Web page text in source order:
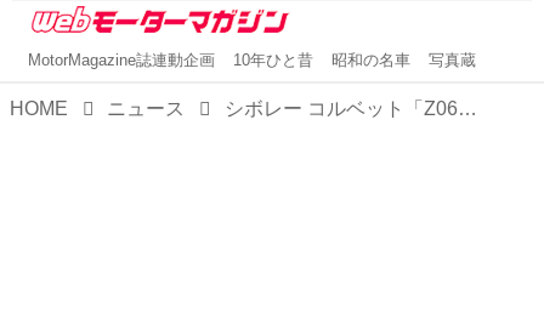
MotorMagazine誌連動企画 10年ひと昔 昭和の名車 写真蔵
HOME ニュース シボレー コルベット「Z06」まもなく登場。ハイパフォーマンスバージョンが10月26日初公開に